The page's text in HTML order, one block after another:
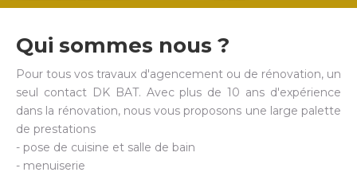
Qui sommes nous ?
Pour tous vos travaux d'agencement ou de rénovation, un
seul contact DK BAT. Avec plus de 10 ans d'expérience
dans la rénovation, nous vous proposons une large palette
de prestations
- pose de cuisine et salle de bain
- menuiserie